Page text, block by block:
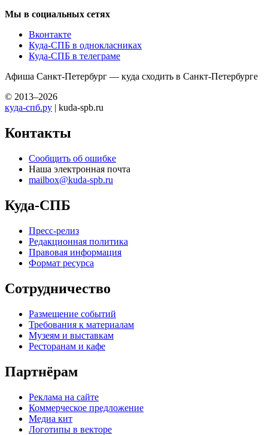
Мы в социальных сетях
Вконтакте
Куда-СПБ в однокласниках
Куда-СПБ в телеграме
Афиша Санкт-Петербург — куда сходить в Санкт-Петербурге
© 2013–2026
куда-спб.ру | kuda-spb.ru
Контакты
Сообщить об ошибке
Наша электронная почта
mailbox@kuda-spb.ru
Куда-СПБ
Пресс-релиз
Редакционная политика
Правовая информация
Формат ресурса
Сотрудничество
Размещение событий
Требования к материалам
Музеям и выставкам
Ресторанам и кафе
Партнёрам
Реклама на сайте
Коммерческое предложение
Медиа кит
Логотипы в векторе